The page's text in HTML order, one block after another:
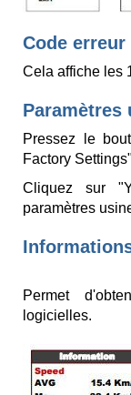
Code erreur
Cela affiche les
Paramètres
Pressez le
Factory
Cliquez sur
paramètres
Permet
logicielles.